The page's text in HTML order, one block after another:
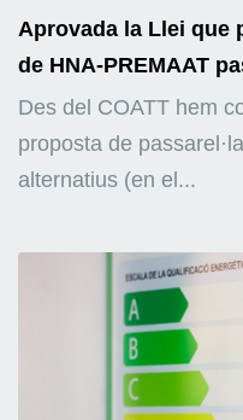
Aprovada la Llei que
de HNA-PREMAAT
Des del COATT hem
proposta de
alternatius (en el...